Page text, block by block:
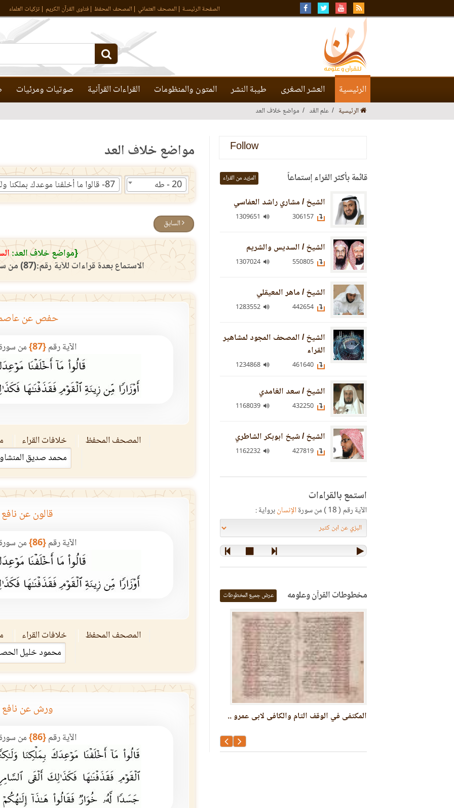
الصفحة الرئيسـة المصحف العثماني المصحف المحفظ فتاوى القرآن الكريم تزكيات العلماء
الرئيسية العشر الصغرى طيبة النشر المتون والمنظومات القراءات القرآنية صوتيات ومرئيات
الرئيسية علم العَّد مواضع خلاف العد
مواضع خلاف العد
20 - طه
السابق
{مواضع خلاف العد:
الاستماع بعدة قراءات للآية رقم:(87) من سورة طه حسب رواية حفص
حفص عن
الآية رقم{87} من
المصحف المحفظ خلافات القراء
قالون عن نافع
الآية رقم{86} من
المصحف المحفظ خلافات القراء
ورش عن نافع
الآية رقم{86} من
Follow
قائمة بأكثر القراء إستماعاً المزيد من القراء
الشيخ / مشاري راشد العفاسي
الشيخ / السديس والشريم
الشيخ / ماهر المعيقلي
الشيخ / المصحف المجود لمشاهير
القراء
الشيخ / سعد الغامدي
الشيخ / شيخ ابوبكر الشاطري
استمع بالقراءات
الآية رقم ( 18 ) من سورة الإنسانبرواية :
مخطوطات القرآن وعلومه عرض جميع المخطوطات
المكتفى في الوقف التام والكافى لابى عمرو .. المجلد السابع من تفسير